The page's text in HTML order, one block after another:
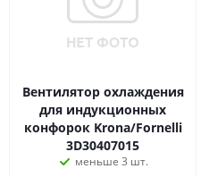
Вентилятор охлаждения
для индукционных
конфорок Krona/Fornelli
3D30407015
меньше 3 шт.